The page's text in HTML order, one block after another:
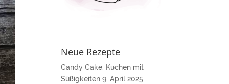
Neue Rezepte
Candy Cake: Kuchen mit
Süßigkeiten 9. April 2025